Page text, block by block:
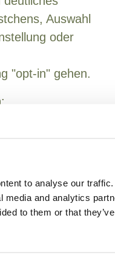
to analyse our
media and analytics
to them or that
Auswahl
oder
"opt-in" gehen.
(d. h.
Recht muss
der
werden.